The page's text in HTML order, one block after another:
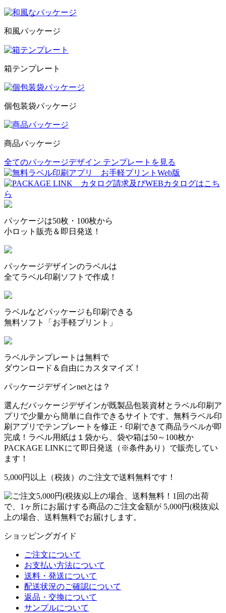
和風パッケージ
箱テンプレート
個包装袋パッケージ
商品パッケージ
全てのパッケージデザイン テンプレートを見る
パッケージは50枚・100枚から
小ロット販売＆即日発送！
パッケージデザインのラベルは
全てラベル印刷ソフトで作成！
ラベルなどパッケージも印刷できる
無料ソフト「お手軽プリント」
ラベルテンプレートは無料で
ダウンロード＆自由にカスタマイズ！
パッケージデザインnetとは？
選んだパッケージデザインが既製品包装資材とラベル印刷ア
プリで少量から簡単に自作できるサイトです。無料ラベル印
刷アプリでテンプレートを修正・印刷できて商品ラベルが即
完成！ラベル用紙は１袋から、袋や箱は50～100枚か
PACKAGE LINKにて即日発送 （※条件あり） で販売してい
ます！
5,000円以上（税抜）のご注文で送料無料です！
1回の出荷
で、1ヶ所にお届けする商品のご注文金額が 5,000円(税抜)以
上の場合、送料無料でお届けします。
ショッピングガイド
ご注文について
お支払い方法について
送料・発送について
配送状況のご確認について
返品・交換について
サンプルについて